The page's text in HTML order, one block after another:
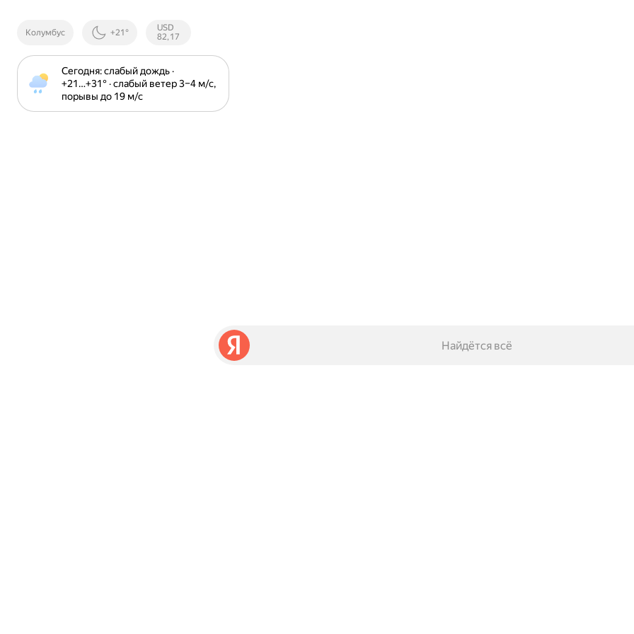
Колумбус +21°
Курсы ЦБ
РФ
USD
82,17
Сегодня: слабый дождь ·
+21⁠…⁠+31⁠° · слабый ветер 3⁠–⁠4 м⁠/⁠с,
порывы до 19 м⁠/⁠с